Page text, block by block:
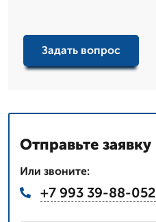
Задать вопрос
Отправьте заявку
Или звоните:
+7 993 39-88-052